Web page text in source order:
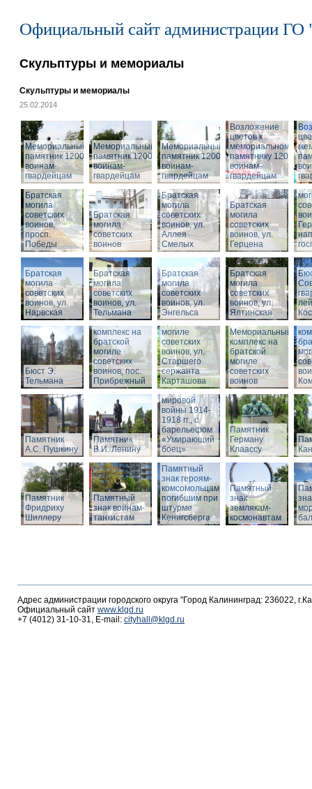
Официальный сайт администрации ГО
Скульптуры и мемориалы
Скульптуры и мемориалы
25.02.2014
Мемориальный
памятник 1200
воинам-
гвардейцам
Мемориальный
памятник 1200
воинам-
гвардейцам
Мемориальный
памятник 1200
воинам-
гвардейцам
Возложение
цветов к
мемориальному
памятнику 1200
воинам-
гвардейцам
Братская
могила
советских
воинов,
просп.
Победы
Братская
могила
советских
воинов
Братская
могила
советских
воинов, ул.
Аллея
Смелых
Братская
могила
советских
воинов, ул.
Герцена
Братская
могила
советских
воинов, ул.
Нарвская
Братская
могила
советских
воинов, ул.
Тельмана
Братская
могила
советских
воинов, ул.
Энгельса
Братская
могила
советских
воинов, ул.
Ялтинская
Бюст Э.
Тельмана
Мемориальный
комплекс на
братской
могиле
советских
воинов, пос.
Прибрежный
Мемориальный
комплекс на
братской
могиле
советских
воинов, ул.
Старшего
сержанта
Карташова
Мемориальный
комплекс на
братской
могиле
советских
воинов
Памятник
А.С. Пушкину
Памятник
В.И. Ленину
Памятник
воинам,
погибшим в
годы Первой
мировой
войны 1914-
1918 гг., с
барельефом
«Умирающий
боец»
Памятник
Герману
Клаассу
Памятник
Фридриху
Шиллеру
Памятный
знак воинам-
танкистам
Памятный
знак героям-
комсомольцам,
погибшим при
штурме
Кенигсберга
Памятный
знак
землякам-
космонавтам
Адрес администрации городского округа "Город Калининград: 236022,
Официальный сайт www.klgd.ru
+7 (4012) 31-10-31, E-mail: cityhall@klgd.ru